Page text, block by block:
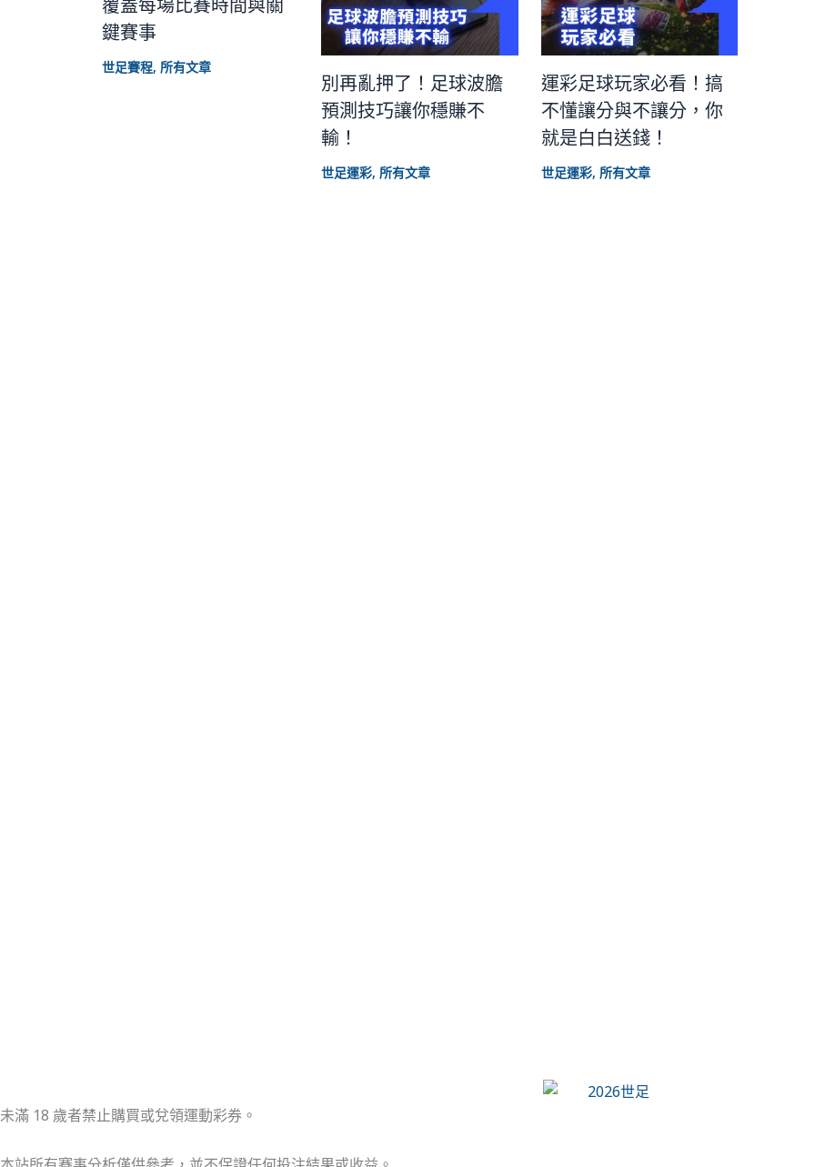
鍵賽事
世足賽程, 所有文章
別再亂押了！足球波膽
預測技巧讓你穩賺不
輸！
世足運彩,所有文章
運彩足球玩家必看！搞
不懂讓分與不讓分，你
就是白白送錢！
世足運彩, 所有文章
未滿 18 歲者禁止購買或兌領運動彩券。